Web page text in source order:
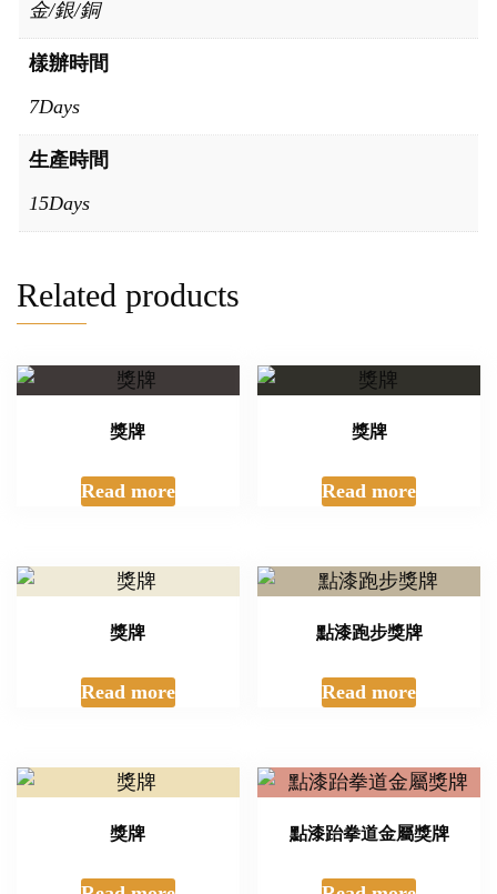
金/銀/銅
樣辦時間
7Days
生產時間
15Days
Related products
獎牌
Read more
獎牌
Read more
獎牌
Read more
點漆跑步獎牌
Read more
獎牌 點漆跆拳道金屬獎牌